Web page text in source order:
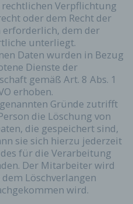
Verpflichtung
oder dem Recht der
dem der
unterliegt.
Daten wurden in Bezug
Dienste der
gemäß Art. 8 Abs. 1
erhoben.
Gründe zutrifft
die Löschung von
die gespeichert sind,
sie sich hierzu jederzeit
für die Verarbeitung
Der Mitarbeiter wird
Löschverlangen
wird.
über die
von gesetzlichen
die eine schnelle
zu unserem
eine unmittelbare
ermöglichen, was
Adresse der
Post (E-Mail-
eine betroffene Person
Kontaktformular den
die Verarbeitung
werden die von der
übermittelten
Daten automatisch
Basis von einer